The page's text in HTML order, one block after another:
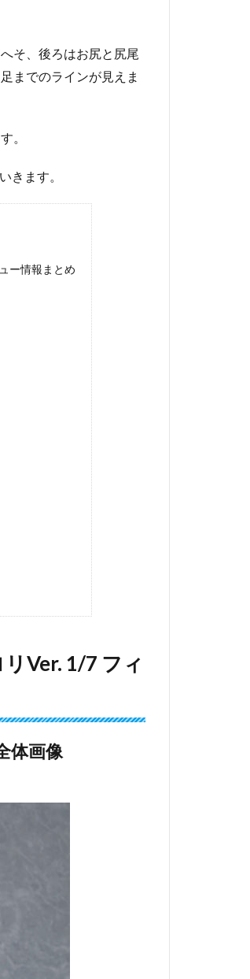
そ、後ろはお尻と尻尾
までのラインが見えま
。
きます。
ー情報まとめ
Ver. 1/7 フィ
体画像